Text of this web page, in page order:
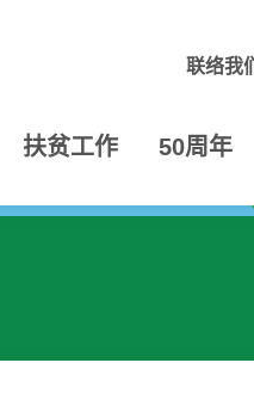
联络我
扶贫工作 50周年